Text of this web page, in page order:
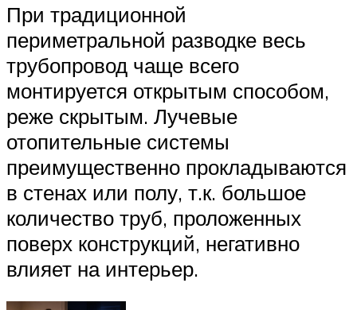
При традиционной
периметральной разводке весь
трубопровод чаще всего
монтируется открытым способом,
реже скрытым. Лучевые
отопительные системы
преимущественно прокладываются
в стенах или полу, т.к. большое
количество труб, проложенных
поверх конструкций, негативно
влияет на интерьер.